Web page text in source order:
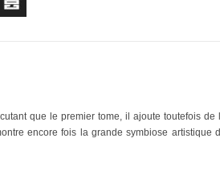
que le premier tome, il ajoute toutefois de
encore fois la grande symbiose artistique